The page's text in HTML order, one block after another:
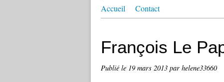
Accueil Contact
François Le
Publié le 19 mars 2013 par helene33660